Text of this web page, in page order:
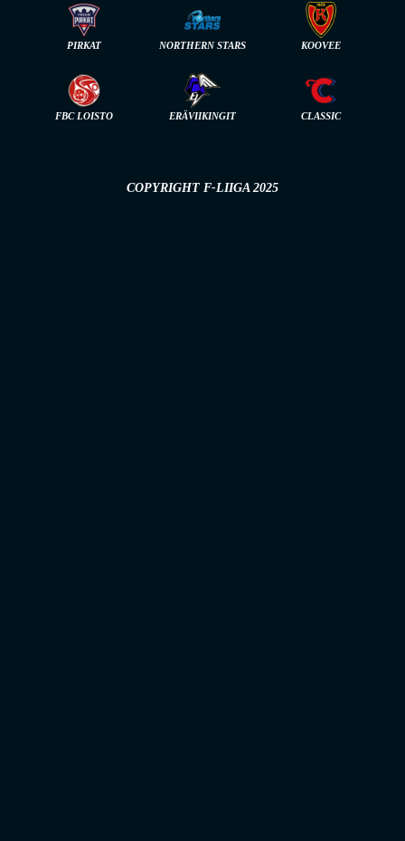
PIRKAT NORTHERN STARS KOOVEE
FBC LOISTO ERÄVIIKINGIT CLASSIC
COPYRIGHT F-LIIGA 2025